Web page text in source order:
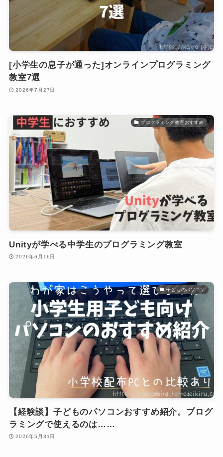
[小学生の息子が通った]オンラインプログラミング
教室7選
2026年7月27日
プログラミング教室おすすめ
Unityが学べる中学生のプログラミング教室
2026年6月16日
子どものパソコン
【経験談】子どものパソコンおすすめ紹介。プログ
ラミングで使えるのは……
2026年5月31日